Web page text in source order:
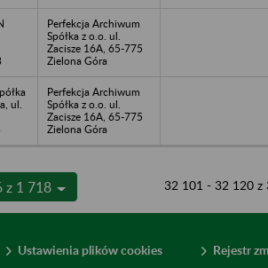
Perfekcja Archiwum
Spółka z o.o. ul.
Zacisze 16A, 65-775
Zielona Góra
ul.
Perfekcja Archiwum
Spółka z o.o. ul.
Zacisze 16A, 65-775
Zielona Góra
z 1 718 32 101 - 32 120 z
Ustawienia plików cookies Rejestr